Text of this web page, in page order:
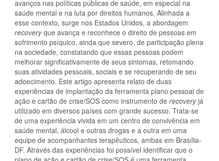
avanços nas políticas públicas de saúde, em especial na
saúde mental e na luta por direitos humanos. Alinhada a
esse contexto, surge nos Estados Unidos, a abordagem
recoveryque avança e reconhece o direito de pessoas em
sofrimento psíquico, ainda que severo, de participação plena
na sociedade, constatando que essas pessoas podem
melhorar significativamente de seus sintomas, retomando
suas atividades pessoais, sociais e se recuperando de seu
adoecimento. Este artigo apresenta relato de duas
experiências de implantação da ferramenta plano pessoal de
ação e cartão de crise/SOS como instrumento de recoveryjá
utilizado em diversos países com grande sucesso. Trata-se
de uma experiência vivida em um centro de convivência em
saúde mental, álcool e outras drogas e a outra em uma
equipe de acompanhantes terapêuticos, ambas em Brasília-
DF. Através das experiências foi possível identificar que o